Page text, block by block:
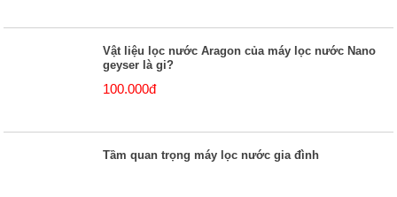
Vật liệu lọc nước Aragon của máy lọc nước Nano
geyser là gi?
100.000đ
Tầm quan trọng máy lọc nước gia đình